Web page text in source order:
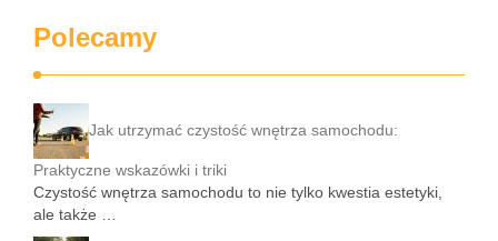
Polecamy
Jak utrzymać czystość wnętrza samochodu:
Praktyczne wskazówki i triki
Czystość wnętrza samochodu to nie tylko kwestia estetyki,
ale także …